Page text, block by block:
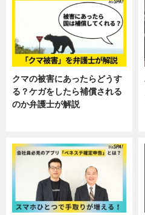
クマの被害にあったらどうす
る？ケガをしたら補償される
のか弁護士が解説